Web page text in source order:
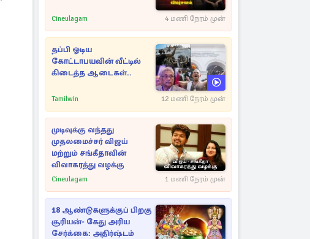
Cineulagam 4 மணி நேரம் முன்
தப்பி ஓடிய
கோட்டாபயவின் வீட்டில்
கிடைத்த ஆடைகள்..
Tamilwin 12 மணி நேரம் முன்
முடிவுக்கு வந்தது
முதலமைச்சர் விஜய்
மற்றும் சங்கீதாவின்
விவாகரத்து வழக்கு
Cineulagam 1 மணி நேரம் முன்
18 ஆண்டுகளுக்குப் பிறகு
சூரியன்- கேது அரிய
சேர்க்கை: அதிர்ஷ்டம்